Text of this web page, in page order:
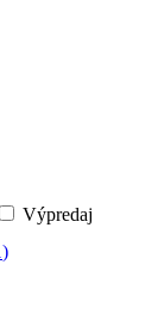
Výpredaj
)